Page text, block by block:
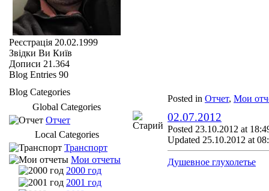
Posted in Отчет, Мои
02.07.2012
Posted 23.10.2012 at
Updated 25.10.2012 at
Душевное глухолетье
Реєстрація 20.02.1999
Звідки Ви Київ
Дописи 21.364
Blog Entries 90
Blog Categories
Global Categories
Отчет
Local Categories
Транспорт
Мои отчеты
2000 год
2001 год